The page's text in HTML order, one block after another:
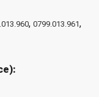
, 0799.013.961,